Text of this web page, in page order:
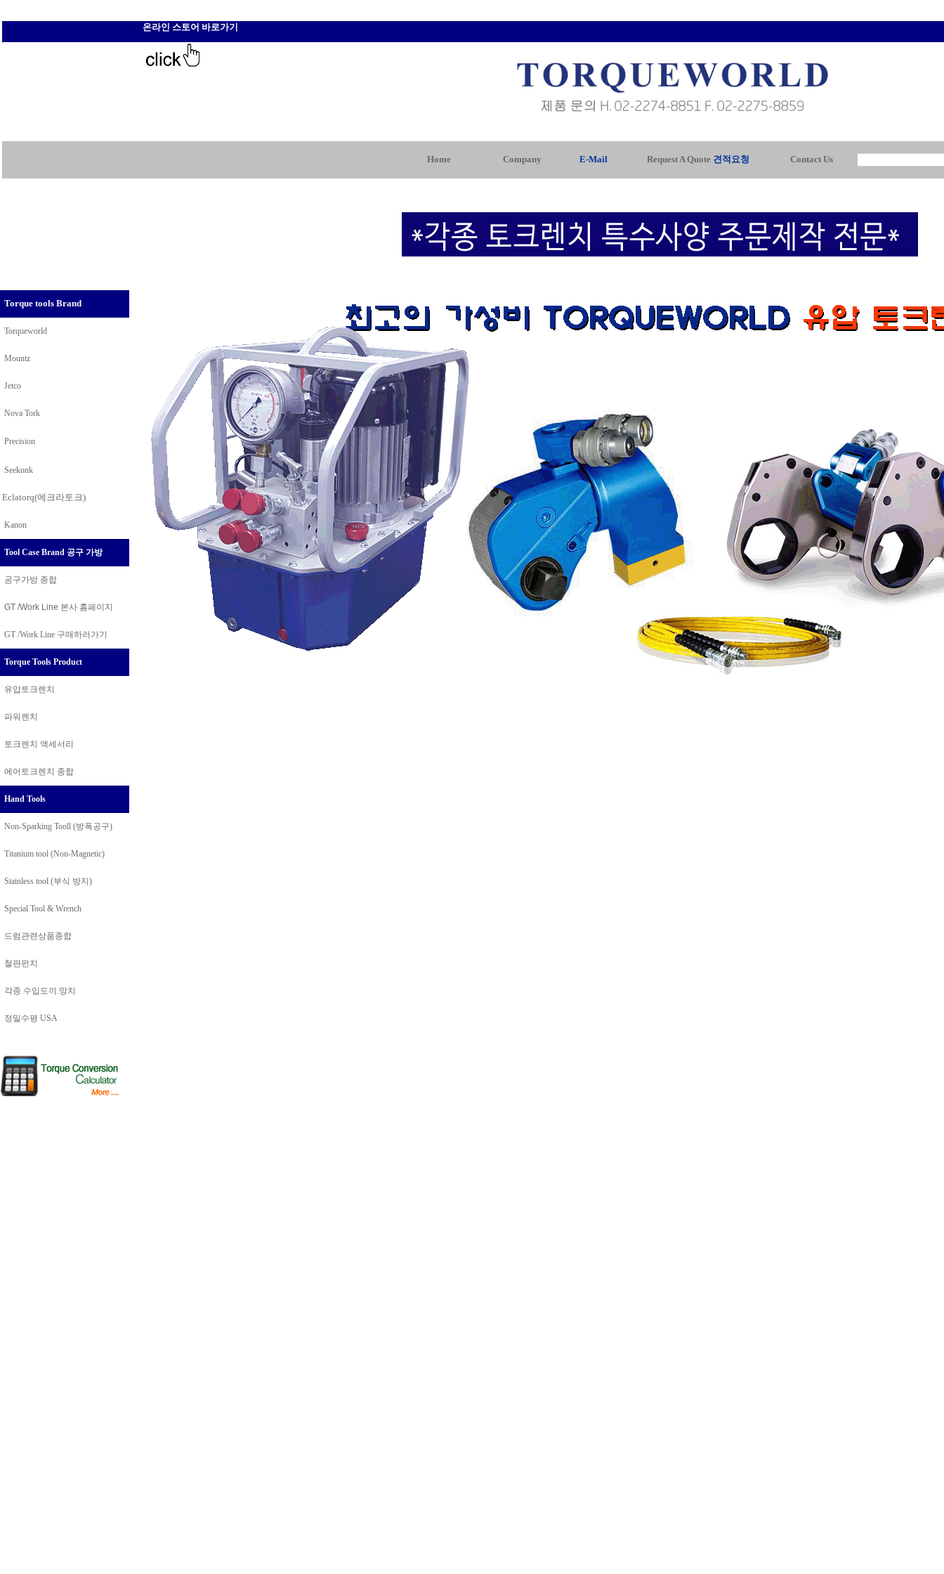
온라인 스토어 바로가기
Home Company E-Mail Request A Quote 견적요청 Contact Us
Torque tools Brand
Torqueworld
Mountz
Jetco
Nova Tork
Precision
Seekonk
Eclatorq(에크라토크)
Kanon
Tool Case Brand 공구 가방
공구가방 종합
GT /Work Line 본사 홈페이지
GT /Work Line 구매하러가기
Torque Tools Product
유압토크렌치
파워렌치
토크렌치 액세서리
에어토크렌치 종합
Hand Tools
Non-Sparking Tooll (방폭공구)
Titanium tool (Non-Magnetic)
Stainless tool (부식 방지)
Special Tool & Wrench
드럼관련상품종합
철판펀치
각종 수입도끼.망치
정밀수평 USA